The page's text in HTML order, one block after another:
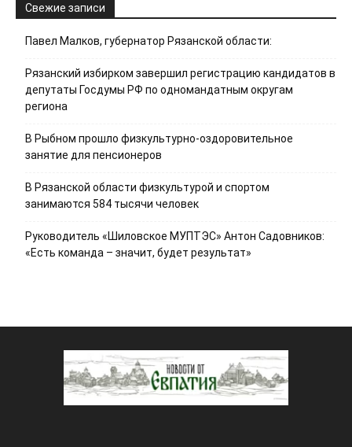
Свежие записи
Павел Малков, губернатор Рязанской области:
Рязанский избирком завершил регистрацию кандидатов в
депутаты Госдумы РФ по одномандатным округам
региона
В Рыбном прошло физкультурно-оздоровительное
занятие для пенсионеров
В Рязанской области физкультурой и спортом
занимаются 584 тысячи человек
Руководитель «Шиловское МУПТЭС» Антон Садовников:
«Есть команда – значит, будет результат»